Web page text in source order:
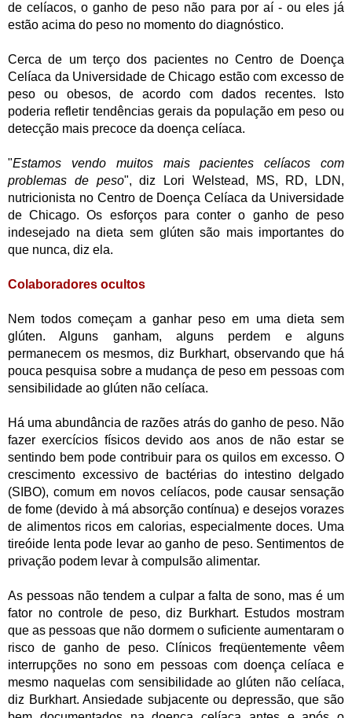
de celíacos, o ganho de peso não para por aí - ou eles já
estão acima do peso no momento do diagnóstico.
Cerca de um terço dos pacientes no Centro de Doença
Celíaca da Universidade de Chicago estão com excesso de
peso ou obesos, de acordo com dados recentes. Isto
poderia refletir tendências gerais da população em peso ou
detecção mais precoce da doença celíaca.
"Estamos vendo muitos mais pacientes celíacos com
problemas de peso", diz Lori Welstead, MS, RD, LDN,
nutricionista no Centro de Doença Celíaca da Universidade
de Chicago. Os esforços para conter o ganho de peso
indesejado na dieta sem glúten são mais importantes do
que nunca, diz ela.
Colaboradores ocultos
Nem todos começam a ganhar peso em uma dieta sem
glúten. Alguns ganham, alguns perdem e alguns
permanecem os mesmos, diz Burkhart, observando que há
pouca pesquisa sobre a mudança de peso em pessoas com
sensibilidade ao glúten não celíaca.
Há uma abundância de razões atrás do ganho de peso. Não
fazer exercícios físicos devido aos anos de não estar se
sentindo bem pode contribuir para os quilos em excesso. O
crescimento excessivo de bactérias do intestino delgado
(SIBO), comum em novos celíacos, pode causar sensação
de fome (devido à má absorção contínua) e desejos vorazes
de alimentos ricos em calorias, especialmente doces. Uma
tireóide lenta pode levar ao ganho de peso. Sentimentos de
privação podem levar à compulsão alimentar.
As pessoas não tendem a culpar a falta de sono, mas é um
fator no controle de peso, diz Burkhart. Estudos mostram
que as pessoas que não dormem o suficiente aumentaram o
risco de ganho de peso. Clínicos freqüentemente vêem
interrupções no sono em pessoas com doença celíaca e
mesmo naquelas com sensibilidade ao glúten não celíaca,
diz Burkhart. Ansiedade subjacente ou depressão, que são